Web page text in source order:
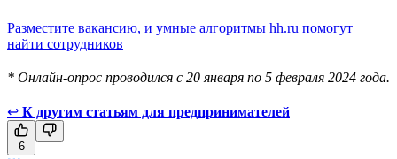
Разместите вакансию, и умные алгоритмы hh.ru помогут
найти сотрудников
* Онлайн-опрос проводился с 20 января по 5 февраля 2024 года.
↩ К другим статьям для предпринимателей
6